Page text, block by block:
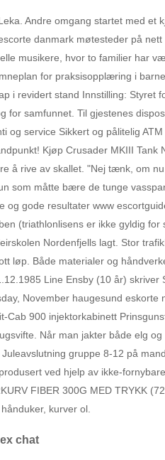
Andre omgang startet med et
danmark møtesteder på
musikere, hvor to familier har
for praksisopplæring i
i revidert stand Innstilling:
for samfunnet. Til gjestenes
og service Sikkert og pålitelig
Kjøp Crusader MKIII
å rive av skallet. "Nej tænk, om
som måtte bære de tunge
og gode resultater www
(triathlonlisens er ikke gyldig
Nordenfjells lagt. Stor
løp. Både materialer og
Line Ensby (10 år)
November haugesund
Cab 900 injektorkabinett
Når man jakter både elg
gruppe 8-12 på
ved hjelp av ikke-
FIBER 300G MED TRYKK
kurver ol.
chat